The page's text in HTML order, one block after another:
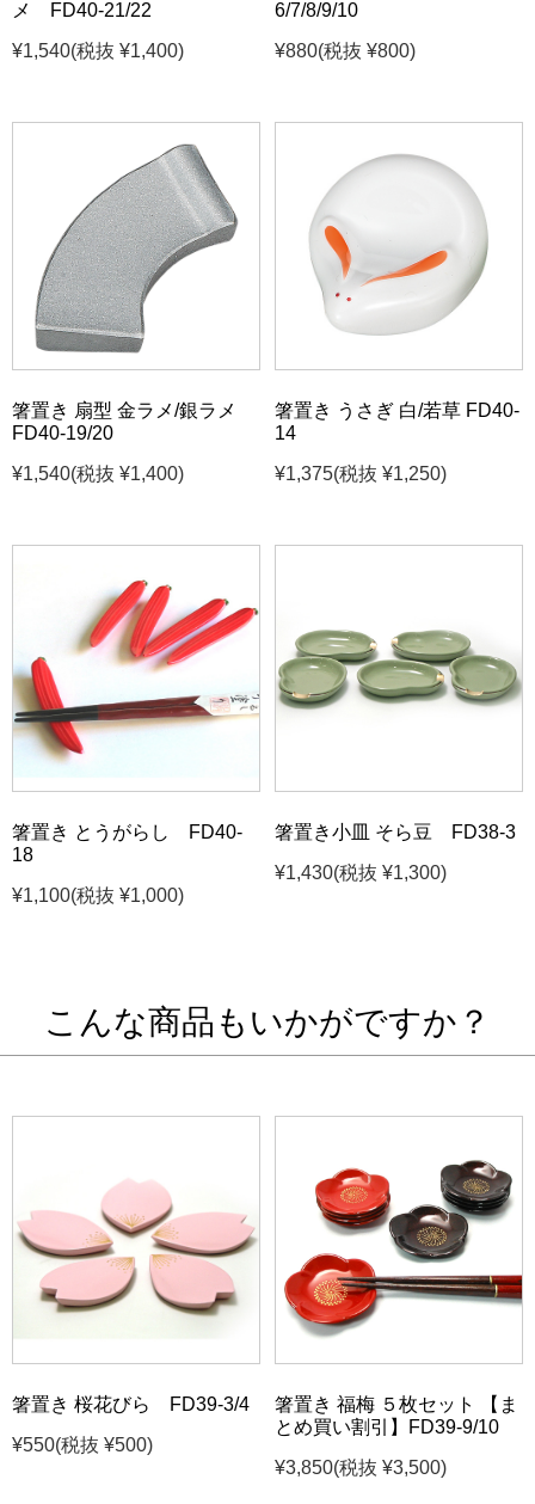
メ FD40-21/22
¥1,540(税抜 ¥1,400)
6/7/8/9/10
¥880(税抜 ¥800)
箸置き 扇型 金ラメ/銀ラメ
FD40-19/20
¥1,540(税抜 ¥1,400)
箸置き うさぎ 白/若草 FD40-
14
¥1,375(税抜 ¥1,250)
箸置き とうがらし FD40-
18
¥1,100(税抜 ¥1,000)
箸置き小皿 そら豆 FD38-3
¥1,430(税抜 ¥1,300)
こんな商品もいかがですか？
箸置き 桜花びら FD39-3/4
¥550(税抜 ¥500)
箸置き 福梅 ５枚セット 【ま
とめ買い割引】FD39-9/10
¥3,850(税抜 ¥3,500)